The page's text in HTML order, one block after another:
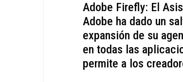
Adobe Firefly: El
Adobe ha dado un
expansión de su
en todas las
permite a los